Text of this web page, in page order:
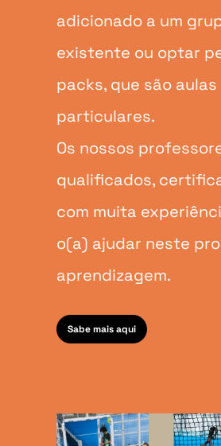
adicionado a um
existente ou optar
packs, que são aulas
particulares.
Os nossos
qualificados,
com muita
o(a) ajudar neste
aprendizagem.
Sabe mais aqui